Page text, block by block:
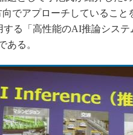
でアプローチしているこ
する「高性能のAI推論シス
ある。